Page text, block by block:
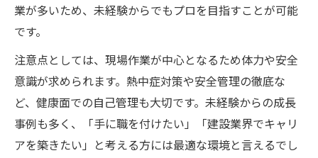
業が多いため、未経験からでもプロを目指すことが可能
です。
注意点としては、現場作業が中心となるため体力や安全
意識が求められます。熱中症対策や安全管理の徹底な
ど、健康面での自己管理も大切です。未経験からの成長
事例も多く、「手に職を付けたい」「建設業界でキャリ
アを築きたい」と考える方には最適な環境と言えるでし